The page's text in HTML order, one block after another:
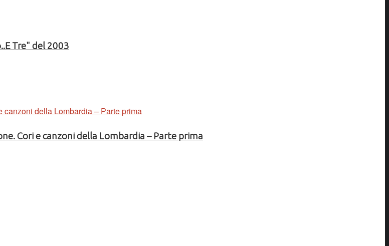
Tre" del 2003
Cori e canzoni della Lombardia – Parte prima